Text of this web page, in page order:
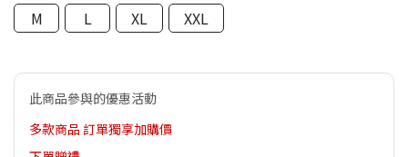
M
L XL XXL
此商品參與的優惠活動
多款商品 訂單獨享加購價